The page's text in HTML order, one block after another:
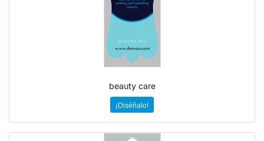
beauty care
¡Diséñalo!